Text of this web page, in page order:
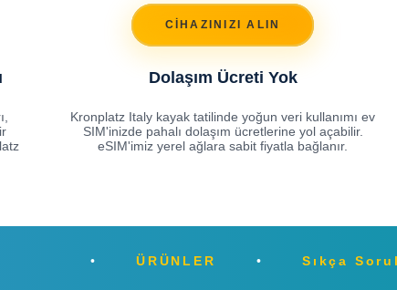
CİHAZINIZI ALIN
Dolaşım Ücreti Yok
Kronplatz Italy kayak tatilinde yoğun veri kullanımı ev
SIM'inizde pahalı dolaşım ücretlerine yol açabilir.
eSIM'imiz yerel ağlara sabit fiyatla bağlanır.
ÜRÜNLER Sıkça